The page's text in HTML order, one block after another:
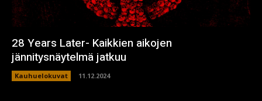
28 Years Later- Kaikkien aikojen
jännitysnäytelmä jatkuu
Kauhuelokuvat 11.12.2024